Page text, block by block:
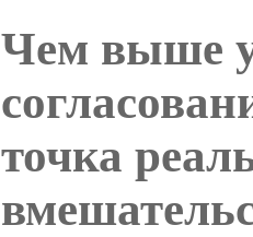
Чем выше
точка